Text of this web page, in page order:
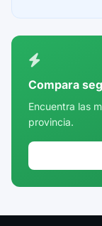
Córdoba
Cuenca
Girona
Compara
Encuentra las
provincia.